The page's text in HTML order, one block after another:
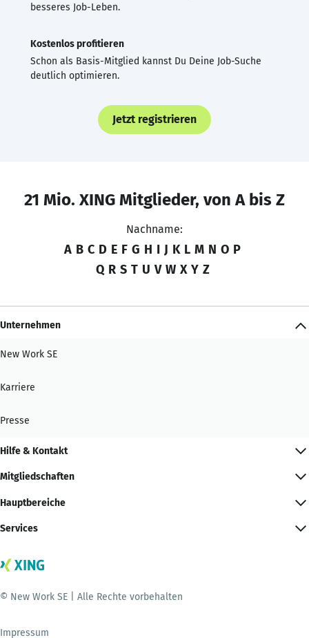
besseres Job-Leben.
Kostenlos profitieren
Schon als Basis-Mitglied kannst Du Deine Job-Suche
deutlich optimieren.
Jetzt registrieren
21 Mio. XING Mitglieder, von A bis Z
Nachname:
A B C D E F G H I J K L M N O P
Q R S T U V W X Y Z
Unternehmen
New Work SE
Karriere
Presse
Hilfe & Kontakt
Mitgliedschaften
Hauptbereiche
Services
© New Work SE | Alle Rechte vorbehalten
Impressum